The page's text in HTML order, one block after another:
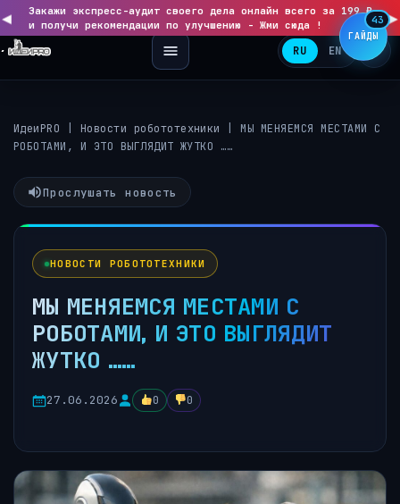
◀
Закажи экспресс-аудит своего дела онлайн всего за 199 ₽
и получи рекомендации по улучшению - Жми сюда !
▶
RU EN
ИдеиPRO Новости робототехники
МЫ МЕНЯЕМСЯ МЕСТАМИ С
РОБОТАМИ, И ЭТО ВЫГЛЯДИТ ЖУТКО ……
Прослушать новость
НОВОСТИ РОБОТОТЕХНИКИ
МЫ МЕНЯЕМСЯ МЕСТАМИ С
РОБОТАМИ, И ЭТО ВЫГЛЯДИТ
ЖУТКО ……
27.06.2026 0 0
ГАЙДЫ
43